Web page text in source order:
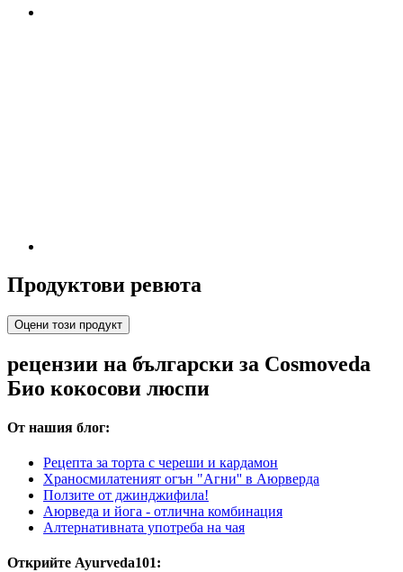
Продуктови ревюта
Оцени този продукт
рецензии на български за Cosmoveda
Био кокосови люспи
От нашия блог:
Рецепта за торта с череши и кардамон
Храносмилатеният огън "Агни'' в Аюрверда
Ползите от джинджифила!
Аюрведа и йога - отлична комбинация
Алтернативната употреба на чая
Открийте Ayurveda101: